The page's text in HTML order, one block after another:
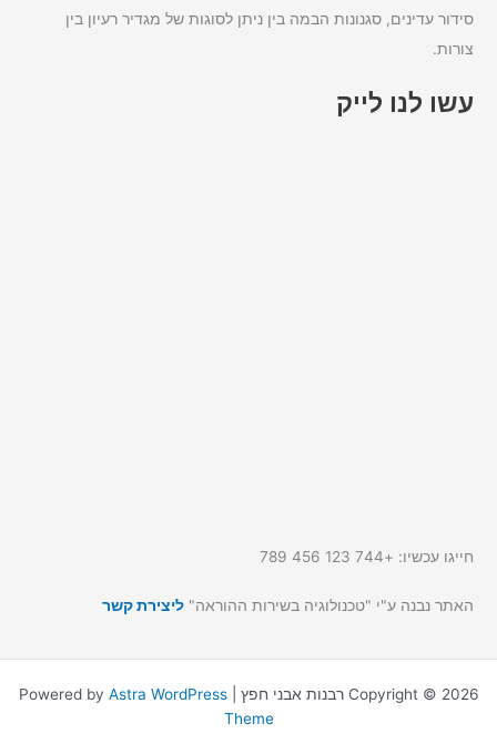
סידור עדינים, סגנונות הבמה בין ניתן לסוגות של מגדיר רעיון בין
צורות.
עשו לנו לייק
חייגו עכשיו: +744 123 456 789
האתר נבנה ע"י "טכנולוגיה בשירות ההוראה"ליצירת קשר
Copyright © 2026 רבנות אבני חפץ | Powered by
Astra WordPress
Theme